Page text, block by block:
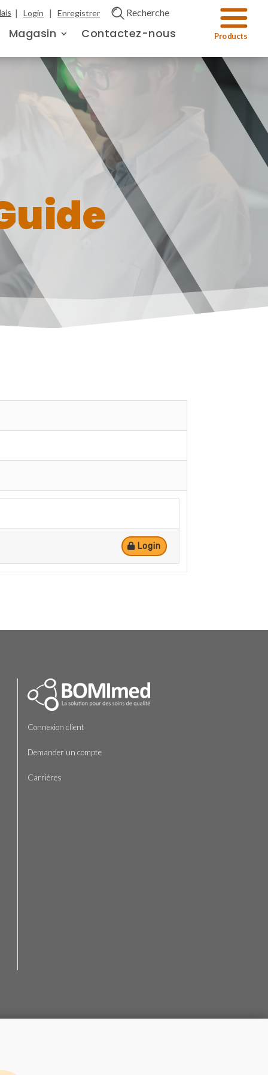
| Login | Enregistrer Recherche
Magasin Contactez-nous
Login
Connexion client
Demander un compte
Carrières